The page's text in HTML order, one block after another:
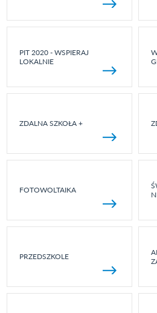
PIT 2020 - WSPIERAJ
LOKALNIE
ZDALNA SZKOŁA +
FOTOWOLTAIKA
PRZEDSZKOLE